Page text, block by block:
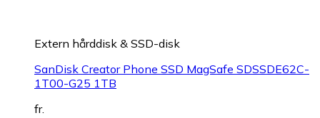
Extern hårddisk & SSD-disk
SanDisk Creator Phone SSD MagSafe SDSSDE62C-
1T00-G25 1TB
fr.